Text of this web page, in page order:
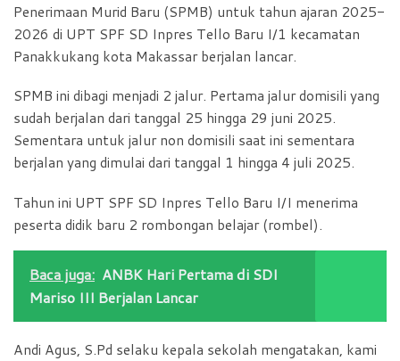
Penerimaan Murid Baru (SPMB) untuk tahun ajaran 2025-
2026 di UPT SPF SD Inpres Tello Baru I/1 kecamatan
Panakkukang kota Makassar berjalan lancar.
SPMB ini dibagi menjadi 2 jalur. Pertama jalur domisili yang
sudah berjalan dari tanggal 25 hingga 29 juni 2025.
Sementara untuk jalur non domisili saat ini sementara
berjalan yang dimulai dari tanggal 1 hingga 4 juli 2025.
Tahun ini UPT SPF SD Inpres Tello Baru I/I menerima
peserta didik baru 2 rombongan belajar (rombel).
Baca juga: ANBK Hari Pertama di SDI
Mariso III Berjalan Lancar
Andi Agus, S.Pd selaku kepala sekolah mengatakan, kami